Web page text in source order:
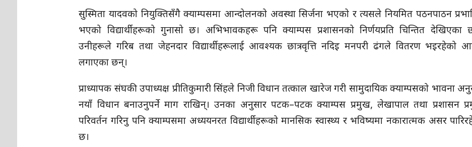
सुस्मिता यादवको नियुक्तिसँगै क्याम्पसमा आन्दोलनको अवस्था सिर्जना भएको र त्यसले नियमित पठनपाठन
भएको विद्यार्थीहरूको गुनासो छ। अभिभावकहरू पनि क्याम्पस प्रशासनको निर्णयप्रति चिन्तित देखिएका
उनीहरूले गरिब तथा जेहनदार विद्यार्थीहरूलाई आवश्यक छात्रवृत्ति नदिइ मनपरी ढंगले वितरण भइरहेको
लगाएका छन्।
प्राध्यापक संघकी उपाध्यक्ष प्रीतिकुमारी सिंहले निजी विधान तत्काल खारेज गरी सामुदायिक क्याम्पसको भावना
नयाँ विधान बनाउनुपर्ने माग राखिन्। उनका अनुसार पटक–पटक क्याम्पस प्रमुख, लेखापाल तथा प्रशासन
परिवर्तन गरिनु पनि क्याम्पसमा अध्ययनरत विद्यार्थीहरूको मानसिक स्वास्थ्य र भविष्यमा नकारात्मक असर
छ।